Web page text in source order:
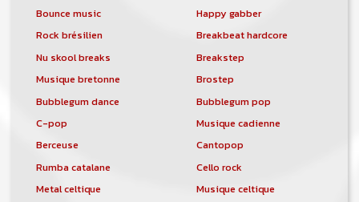
Bounce music
Happy gabber
Rock brésilien
Breakbeat hardcore
Nu skool breaks
Breakstep
Musique bretonne
Brostep
Bubblegum dance
Bubblegum pop
C-pop
Musique cadienne
Berceuse
Cantopop
Rumba catalane
Cello rock
Metal celtique
Musique celtique